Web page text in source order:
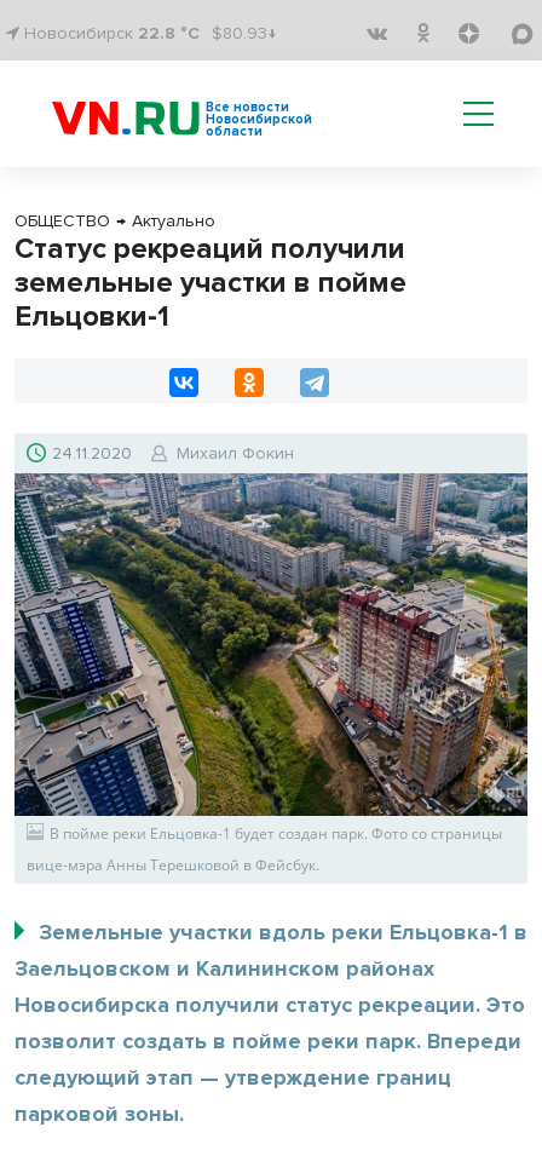
Новосибирск 22.8 °C $80.93↓
Все новости
Новосибирской
области
ОБЩЕСТВО → Актуально
Статус рекреаций получили
земельные участки в пойме
Ельцовки-1
24.11.2020 Михаил Фокин
В пойме реки Ельцовка-1 будет создан парк. Фото со страницы
вице-мэра Анны Терешковой в Фейсбук.
Земельные участки вдоль реки Ельцовка-1 в
Заельцовском и Калининском районах
Новосибирска получили статус рекреации. Это
позволит создать в пойме реки парк. Впереди
следующий этап — утверждение границ
парковой зоны.